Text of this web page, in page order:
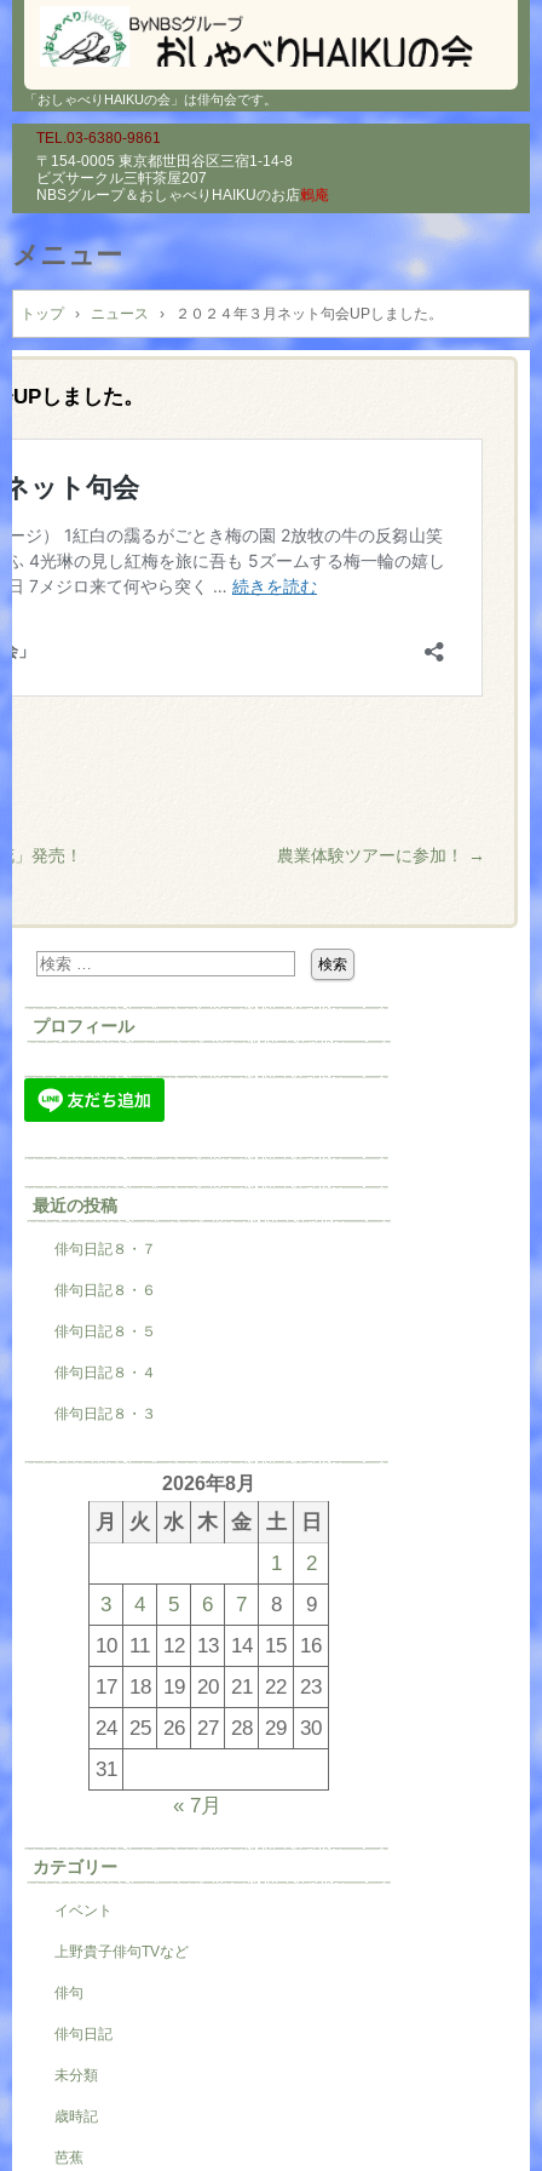
「おしゃべりHAIKUの会」は俳句会です。
TEL.03-6380-9861
〒154-0005 東京都世田谷区三宿1-14-8
ビズサークル三軒茶屋207
NBSグループ＆ おしゃべりHAIKUのお店鶫庵
メニュー
コ
ン
テ
ン
ツ
ス
ッ
トップ › ニュース › ２０２４年３月ネット句会UPしました。
しました。
」発売！ 農業体験ツアーに参加！ →
プロフィール
最近の投稿
俳句日記８・７
俳句日記８・６
俳句日記８・５
俳句日記８・４
俳句日記８・３
2026年8月
月 火 水 木 金 土
日
1
2
3
4 5 6 7 8
9
10 11 12 13 14 15 16
17 18 19 20 21 22 23
24 25 26 27 28 29 30
31
« 7月
カテゴリー
イベント
上野貴子俳句TVなど
俳句
俳句日記
未分類
歳時記
芭蕉